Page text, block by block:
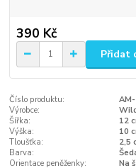
390 Kč
Přidat
Číslo produktu:
Výrobce:
Šířka:
12
Výška:
10
Tloušťka:
2,5
Barva:
Orientace peněženky:
Na